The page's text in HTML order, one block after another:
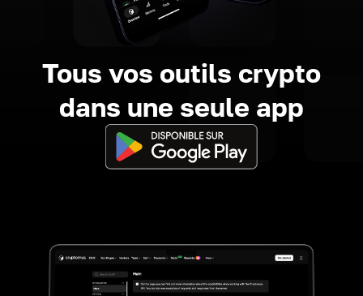
Tous vos outils crypto
dans une seule app